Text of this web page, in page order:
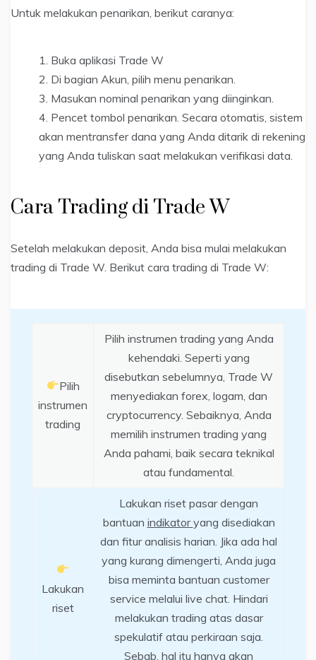
Untuk melakukan penarikan, berikut caranya:
Buka aplikasi Trade W
Di bagian Akun, pilih menu penarikan.
Masukan nominal penarikan yang diinginkan.
Pencet tombol penarikan. Secara otomatis, sistem
akan mentransfer dana yang Anda ditarik di rekening
yang Anda tuliskan saat melakukan verifikasi data.
Cara Trading di Trade W
Setelah melakukan deposit, Anda bisa mulai melakukan
trading di Trade W. Berikut cara trading di Trade W:
Pilih
instrumen
trading
Pilih instrumen trading yang Anda
kehendaki. Seperti yang
disebutkan sebelumnya, Trade W
menyediakan forex, logam, dan
cryptocurrency. Sebaiknya, Anda
memilih instrumen trading yang
Anda pahami, baik secara teknikal
atau fundamental.
Lakukan
riset
Lakukan riset pasar dengan
bantuan indikatoryang disediakan
dan fitur analisis harian. Jika ada hal
yang kurang dimengerti, Anda juga
bisa meminta bantuan customer
service melalui live chat. Hindari
melakukan trading atas dasar
spekulatif atau perkiraan saja.
Sebab, hal itu hanya akan